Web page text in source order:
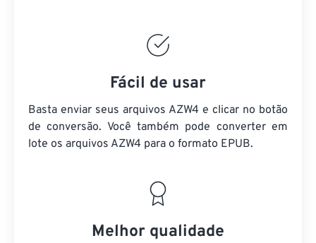
Fácil de usar
Basta enviar seus arquivos AZW4 e clicar no botão
de conversão. Você também pode converter em
lote os arquivos AZW4 para o formato EPUB.
Melhor qualidade